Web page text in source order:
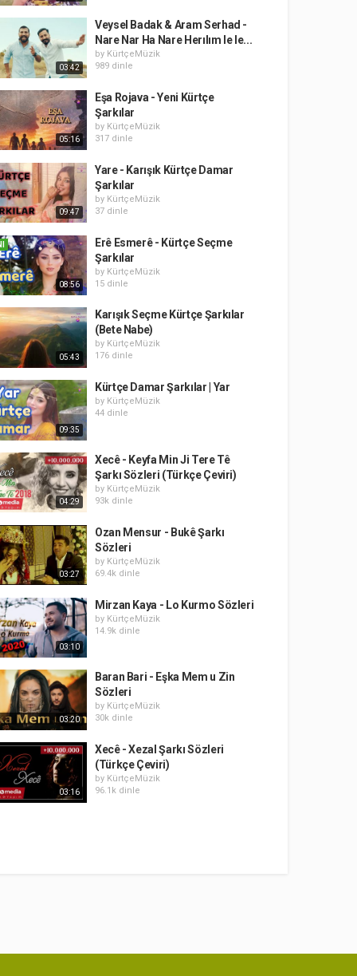
03:42
Veysel Badak & Aram Serhad -
Nare Nar Ha Nare Herılım le le...
by KürtçeMüzik
989 dinle
05:16
Eşa Rojava - Yeni Kürtçe
Şarkılar
by KürtçeMüzik
317 dinle
09:47
Yare - Karışık Kürtçe Damar
Şarkılar
by KürtçeMüzik
37 dinle
08:56
Erê Esmerê - Kürtçe Seçme
Şarkılar
by KürtçeMüzik
15 dinle
05:43
Karışık Seçme Kürtçe Şarkılar
(Bete Nabe)
by KürtçeMüzik
176 dinle
09:35
Kürtçe Damar Şarkılar | Yar
by KürtçeMüzik
44 dinle
04:29
Xecê - Keyfa Min Ji Tere Tê
Şarkı Sözleri (Türkçe Çeviri)
by KürtçeMüzik
93k dinle
03:27
Ozan Mensur - Bukê Şarkı
Sözleri
by KürtçeMüzik
69.4k dinle
03:10
Mirzan Kaya - Lo Kurmo Sözleri
by KürtçeMüzik
14.9k dinle
03:20
Baran Bari - Eşka Mem u Zin
Sözleri
by KürtçeMüzik
30k dinle
03:16
Xecê - Xezal Şarkı Sözleri
(Türkçe Çeviri)
by KürtçeMüzik
96.1k dinle